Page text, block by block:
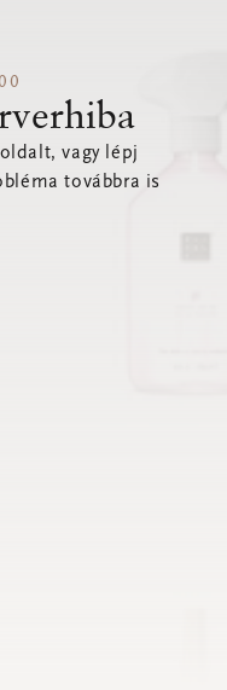
vagy lépj
továbbra is